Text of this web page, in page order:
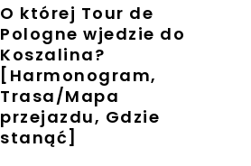
O której Tour de
Pologne wjedzie do
Koszalina?
[Harmonogram,
Trasa/Mapa
przejazdu, Gdzie
stanąć]